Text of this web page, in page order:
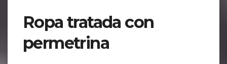
Ropa tratada con
permetrina